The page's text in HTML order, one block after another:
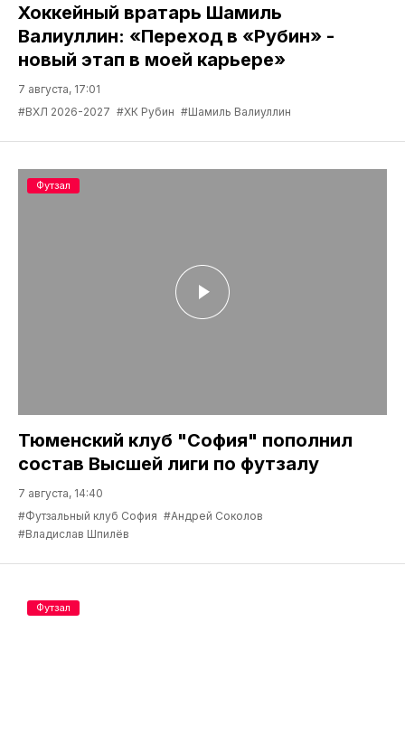
Хоккейный вратарь Шамиль
Валиуллин: «Переход в «Рубин» -
новый этап в моей карьере»
7 августа, 17:01
#ВХЛ 2026-2027 #ХК Рубин #Шамиль Валиуллин
Тюменский клуб "София" пополнил
состав Высшей лиги по футзалу
7 августа, 14:40
#Футзальный клуб София #Андрей Соколов
#Владислав Шпилёв
Футзал
Футзал